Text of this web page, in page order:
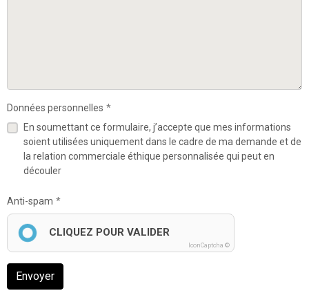
Données personnelles
En soumettant ce formulaire, j’accepte que mes informations
soient utilisées uniquement dans le cadre de ma demande et de
la relation commerciale éthique personnalisée qui peut en
découler
Anti-spam
CLIQUEZ POUR VALIDER
IconCaptcha ©
Envoyer